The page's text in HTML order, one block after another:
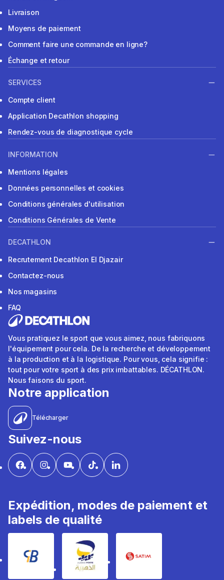
Livraison
Moyens de paiement
Comment faire une commande en ligne?
Échange et retour
SERVICES
Compte client
Application Decathlon shopping
Rendez-vous de diagnostique cycle
INFORMATION
Mentions légales
Données personnelles et cookies
Conditions générales d'utilisation
Conditions Générales de Vente
DECATHLON
Recrutement Decathlon El Djazair
Contactez-nous
Nos magasins
FAQ
Vous pratiquez le sport que vous aimez, nous fabriquons
l'équipement pour cela. De la recherche et développement
à la production et à la logistique. Pour vous, cela signifie :
tout pour votre sport à des prix imbattables. DÉCATHLON.
Nous faisons du sport.
Notre application
Télécharger
Suivez-nous
Expédition, modes de paiement et
labels de qualité